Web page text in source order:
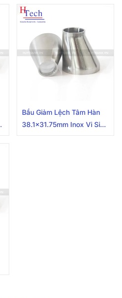
Bầu Giảm Lệch Tâm Hàn
38.1×31.75mm Inox Vi Sinh